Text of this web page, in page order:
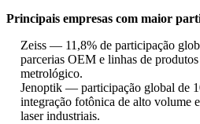
Principais empresas com maior
Zeiss — 11,8% de participação
parcerias OEM e linhas de
metrológico.
Jenoptik — participação global de
integração fotônica de alto volume
laser industriais.